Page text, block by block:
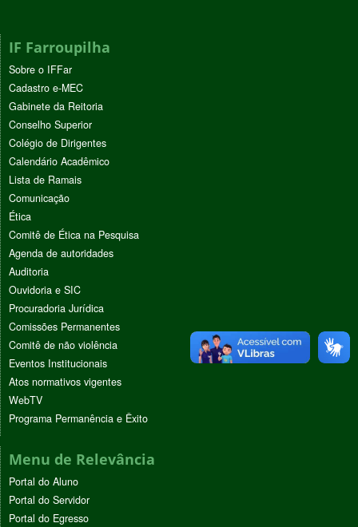
IF Farroupilha
Sobre o IFFar
Cadastro e-MEC
Gabinete da Reitoria
Conselho Superior
Colégio de Dirigentes
Calendário Acadêmico
Lista de Ramais
Comunicação
Ética
Comitê de Ética na Pesquisa
Agenda de autoridades
Auditoria
Ouvidoria e SIC
Procuradoria Jurídica
Comissões Permanentes
Comitê de não violência
Eventos Institucionais
Atos normativos vigentes
WebTV
Programa Permanência e Êxito
Menu de Relevância
Portal do Aluno
Portal do Servidor
Portal do Egresso